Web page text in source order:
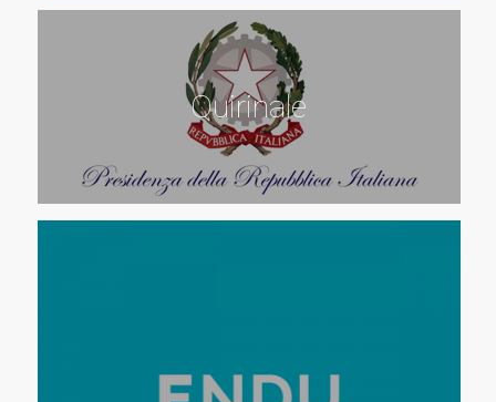
Quirinale